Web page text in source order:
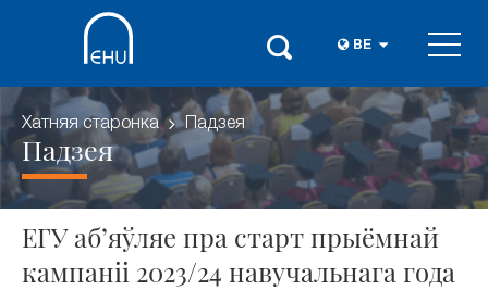
BE
Хатняя старонка Падзея
Падзея
ЕГУ аб’яўляе пра старт прыёмнай
кампаніі 2023/24 навучальнага года